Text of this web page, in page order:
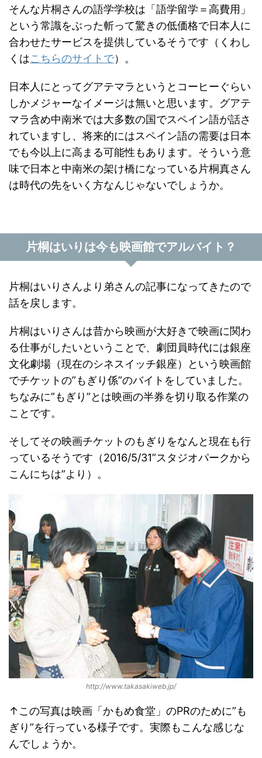
そんな片桐さんの語学学校は「語学留学＝高費用」
という常識をぶった斬って驚きの低価格で日本人に
合わせたサービスを提供しているそうです（くわし
くはこちらのサイトで）。
日本人にとってグアテマラというとコーヒーぐらい
しかメジャーなイメージは無いと思います。グアテ
マラ含め中南米では大多数の国でスペイン語が話さ
れていますし、将来的にはスペイン語の需要は日本
でも今以上に高まる可能性もあります。そういう意
味で日本と中南米の架け橋になっている片桐真さん
は時代の先をいく方なんじゃないでしょうか。
片桐はいりは今も映画館でアルバイト？
片桐はいりさんより弟さんの記事になってきたので
話を戻します。
片桐はいりさんは昔から映画が大好きで映画に関わ
る仕事がしたいということで、劇団員時代には銀座
文化劇場（現在のシネスイッチ銀座）という映画館
でチケットの”もぎり係”のバイトをしていました。
ちなみに”もぎり”とは映画の半券を切り取る作業の
ことです。
そしてその映画チケットのもぎりをなんと現在も行
っているそうです（2016/5/31”スタジオパークから
こんにちは”より）。
http://www.takasakiweb.jp/
↑この写真は映画「かもめ食堂」のPRのために”も
ぎり”を行っている様子です。実際もこんな感じな
んでしょうか。